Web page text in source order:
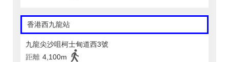
香港西九龍站
九龍尖沙咀柯士甸道西3號
距離 4,100m